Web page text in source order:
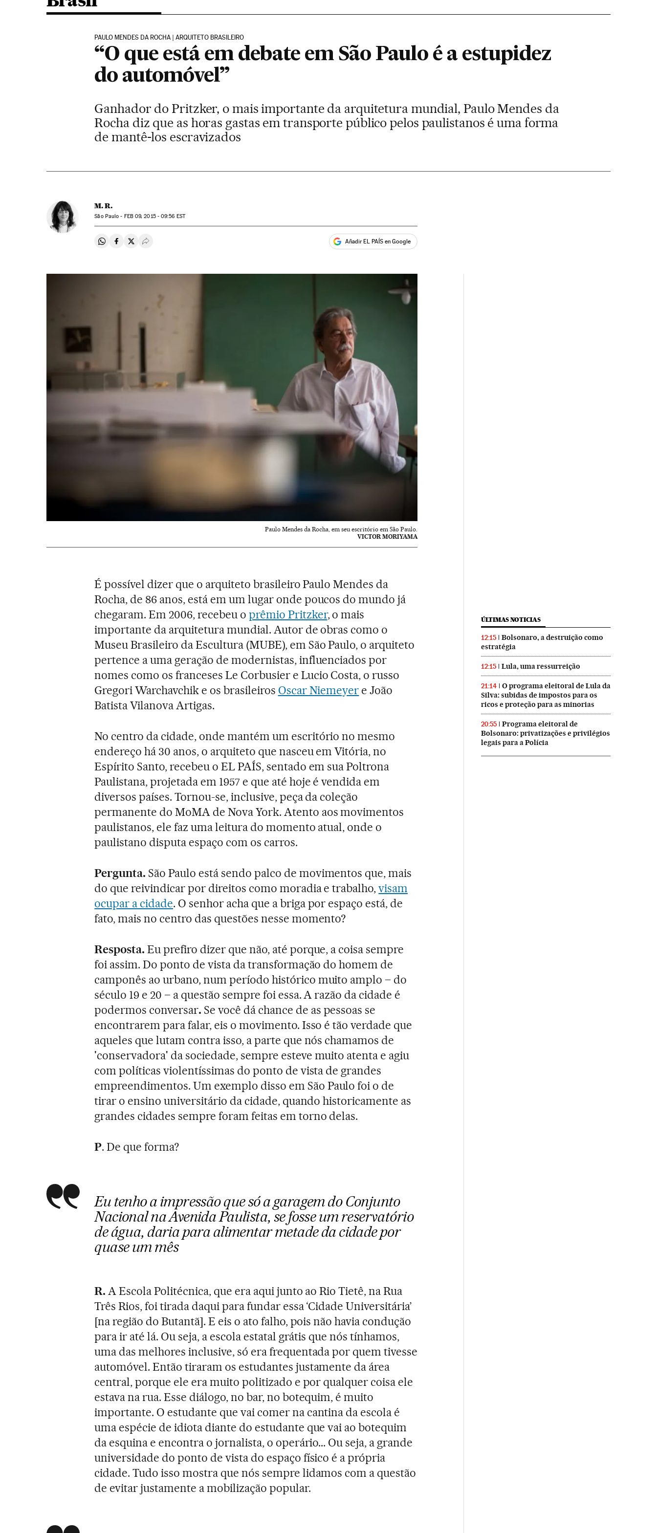
PAULO MENDES DA ROCHA | ARQUITETO BRASILEIRO
“O que está em debate em São Paulo é a estupidez
do automóvel”
Ganhador do Pritzker, o mais importante da arquitetura mundial, Paulo Mendes da
Rocha diz que as horas gastas em transporte público pelos paulistanos é uma forma
de mantê-los escravizados
M. R.
São Paulo - FEB09, 2015 - 09:56 EST
Compartir en Whatsapp
Compartir en Facebook
Compartir en Twitter
Desplegar Redes Sociales Añadir EL PAÍS en Google
Paulo Mendes da Rocha, em seu escritório em São Paulo.
VICTOR MORIYAMA
É possível dizer que o arquiteto brasileiro Paulo Mendes da
Rocha, de 86 anos, está em um lugar onde poucos do mundo já
chegaram. Em 2006, recebeu o prêmio Pritzker, o mais
importante da arquitetura mundial. Autor de obras como o
Museu Brasileiro da Escultura (MUBE), em São Paulo, o arquiteto
pertence a uma geração de modernistas, influenciados por
nomes como os franceses Le Corbusier e Lucio Costa, o russo
Gregori Warchavchik e os brasileiros Oscar Niemeyer e João
Batista Vilanova Artigas.
No centro da cidade, onde mantém um escritório no mesmo
endereço há 30 anos, o arquiteto que nasceu em Vitória, no
Espírito Santo, recebeu o EL PAÍS, sentado em sua Poltrona
Paulistana, projetada em 1957 e que até hoje é vendida em
diversos países. Tornou-se, inclusive, peça da coleção
permanente do MoMA de Nova York. Atento aos movimentos
paulistanos, ele faz uma leitura do momento atual, onde o
paulistano disputa espaço com os carros.
Pergunta. São Paulo está sendo palco de movimentos que, mais
do que reivindicar por direitos como moradia e trabalho,visam
ocupar a cidade. O senhor acha que a briga por espaço está, de
fato, mais no centro das questões nesse momento?
Resposta. Eu prefiro dizer que não, até porque, a coisa sempre
foi assim. Do ponto de vista da transformação do homem de
camponês ao urbano, num período histórico muito amplo – do
século 19 e 20 – a questão sempre foi essa. A razão da cidade é
podermos conversar. Se você dá chance de as pessoas se
encontrarem para falar, eis o movimento. Isso é tão verdade que
aqueles que lutam contra isso, a parte que nós chamamos de
'conservadora' da sociedade, sempre esteve muito atenta e agiu
com políticas violentíssimas do ponto de vista de grandes
empreendimentos. Um exemplo disso em São Paulo foi o de
tirar o ensino universitário da cidade, quando historicamente as
grandes cidades sempre foram feitas em torno delas.
P. De que forma?
Eu tenho a impressão que só a garagem do Conjunto
Nacional na Avenida Paulista, se fosse um reservatório
de água, daria para alimentar metade da cidade por
quase um mês
R. A Escola Politécnica, que era aqui junto ao Rio Tietê, na Rua
Três Rios, foi tirada daqui para fundar essa ‘Cidade Universitária’
[na região do Butantã]. E eis o ato falho, pois não havia condução
para ir até lá. Ou seja, a escola estatal grátis que nós tínhamos,
uma das melhores inclusive, só era frequentada por quem tivesse
automóvel. Então tiraram os estudantes justamente da área
central, porque ele era muito politizado e por qualquer coisa ele
estava na rua. Esse diálogo, no bar, no botequim, é muito
importante. O estudante que vai comer na cantina da escola é
uma espécie de idiota diante do estudante que vai ao botequim
da esquina e encontra o jornalista, o operário... Ou seja, a grande
universidade do ponto de vista do espaço físico é a própria
cidade. Tudo isso mostra que nós sempre lidamos com a questão
de evitar justamente a mobilização popular.
ÚLTIMAS NOTICIAS
12:15
Bolsonaro, a destruição como
estratégia
12:15 Lula, uma ressurreição
21:14
O programa eleitoral de Lula da
Silva: subidas de impostos para os
ricos e proteção para as minorias
20:55
Programa eleitoral de
Bolsonaro: privatizações e privilégios
legais para a Polícia